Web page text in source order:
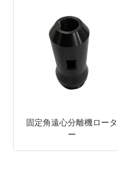
固定角遠心分離機ロータ
ー